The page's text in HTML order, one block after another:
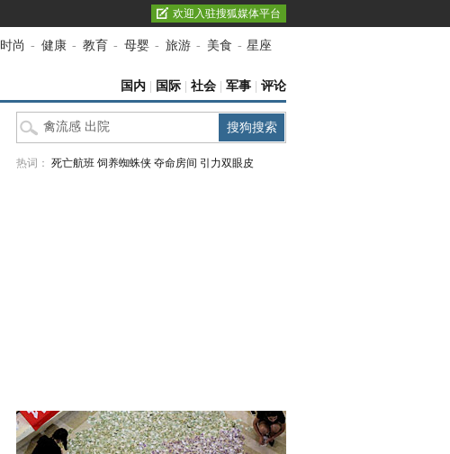
欢迎入驻搜狐媒体平台
时尚 - 健康 - 教育 - 母婴 - 旅游 - 美食 - 星座
国内 国际 社会 军事 评论
热词： 死亡航班 饲养蜘蛛侠 夺命房间 引力双眼皮